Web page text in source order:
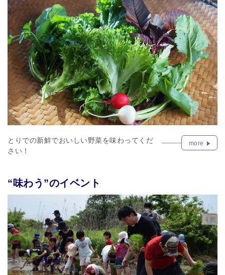
とりでの新鮮でおいしい野菜を味わってくだ
さい！
more
“味わう”のイベント